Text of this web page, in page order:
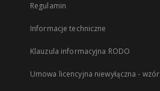
Regulamin
Informacje techniczne
Klauzula informacyjna RODO
Umowa licencyjna niewyłączna - wzór